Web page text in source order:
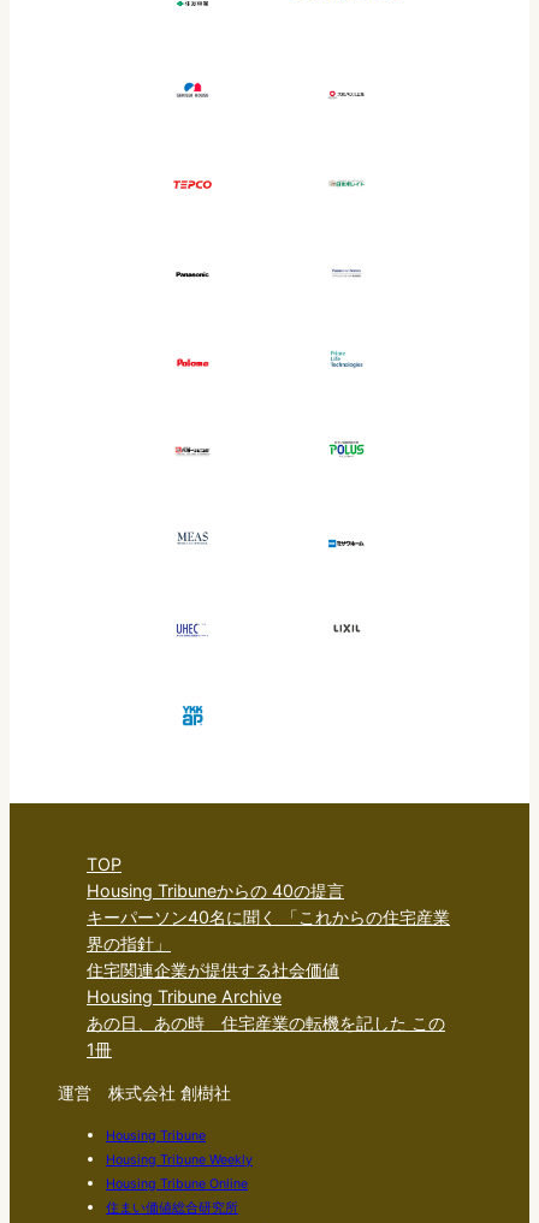
TOP
Housing Tribuneからの 40の提言
キーパーソン40名に聞く 「これからの住宅産業
界の指針」
住宅関連企業が提供する社会価値
Housing Tribune Archive
あの日、あの時 住宅産業の転機を記した この
1冊
運営 株式会社 創樹社
Housing Tribune
Housing Tribune Weekly
Housing Tribune Online
住まい価値総合研究所